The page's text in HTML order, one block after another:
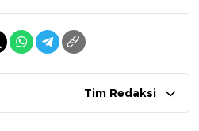
Tim Redaksi